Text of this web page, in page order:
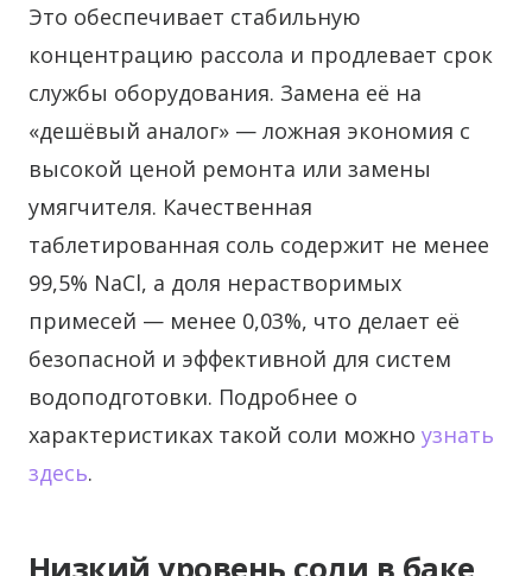
Это обеспечивает стабильную
концентрацию рассола и продлевает срок
службы оборудования. Замена её на
«дешёвый аналог» — ложная экономия с
высокой ценой ремонта или замены
умягчителя. Качественная
таблетированная соль содержит не менее
99,5% NaCl, а доля нерастворимых
примесей — менее 0,03%, что делает её
безопасной и эффективной для систем
водоподготовки. Подробнее о
характеристиках такой соли можно узнать
здесь.